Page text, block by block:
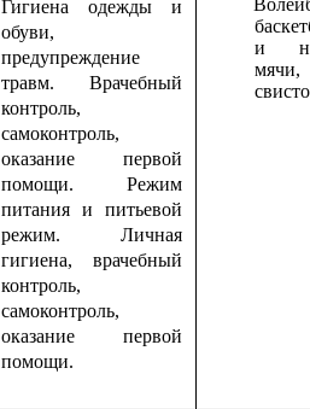
Гигиена одежды и
обуви,
предупреждение
травм. Врачебный
контроль,
самоконтроль,
оказание первой
помощи. Режим
питания и питьевой
режим. Личная
гигиена, врачебный
контроль,
самоконтроль,
оказание первой
помощи.
и